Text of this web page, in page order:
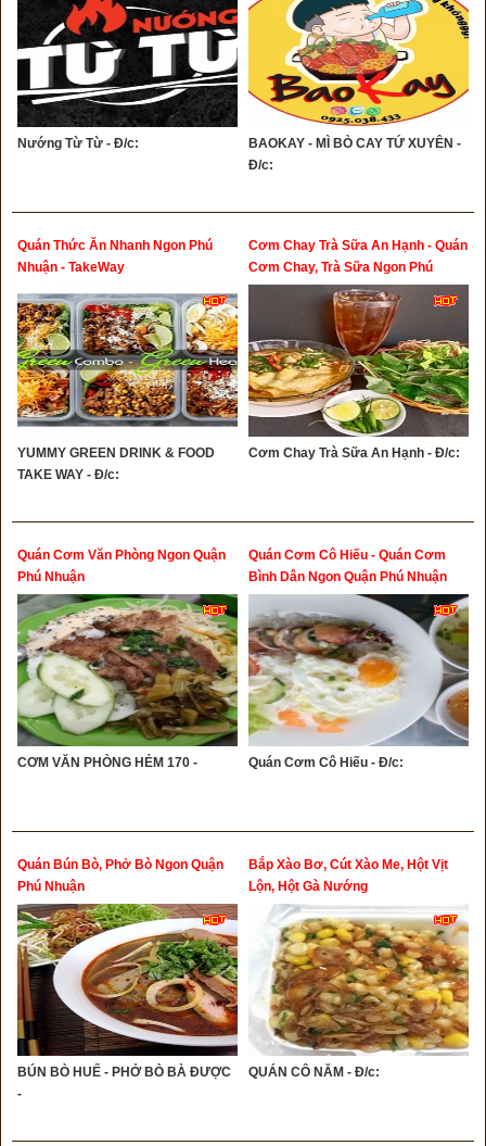
Nướng Từ Từ - Đ/c:
BAOKAY - MÌ BÒ CAY TỨ XUYÊN -
Đ/c:
Quán Thức Ăn Nhanh Ngon Phú
Nhuận - TakeWay
YUMMY GREEN DRINK & FOOD
TAKE WAY - Đ/c:
Cơm Chay Trà Sữa An Hạnh - Quán
Cơm Chay, Trà Sữa Ngon Phú
Nhuận
Cơm Chay Trà Sữa An Hạnh - Đ/c:
Quán Cơm Văn Phòng Ngon Quận
Phú Nhuận
CƠM VĂN PHÒNG HẺM 170 -
Quán Cơm Cô Hiếu - Quán Cơm
Bình Dân Ngon Quận Phú Nhuận
Quán Cơm Cô Hiếu - Đ/c:
Quán Bún Bò, Phở Bò Ngon Quận
Phú Nhuận
BÚN BÒ HUẾ - PHỞ BÒ BÀ ĐƯỢC
-
Bắp Xào Bơ, Cút Xào Me, Hột Vịt
Lộn, Hột Gà Nướng
QUÁN CÔ NĂM - Đ/c: